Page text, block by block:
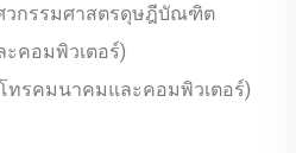
กรรมศาสตรดุษฎีบัณฑิต
คอมพิวเตอร์)
รคมนาคมและคอมพิวเตอร์)